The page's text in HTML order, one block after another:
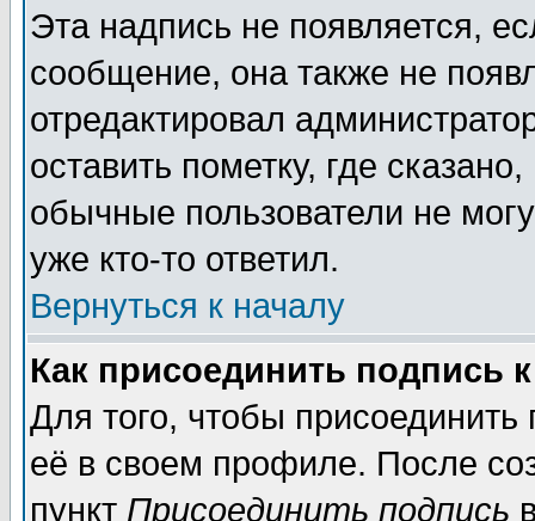
Эта надпись не появляется,
сообщение, она также не
отредактировал
оставить пометку, где
обычные пользователи не
уже кто-то ответил.
Вернуться к началу
Как присоединить подпись
Для того, чтобы
её в своем профиле. После
пункт Присоединить подпись